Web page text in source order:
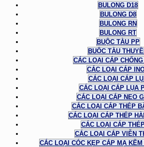
BULONG D18
BULONG D8
BULONG RN
BULONG RT
BUỘC TÀU PP
BUỘC TÀU
CÁC LOẠI CÁP
CÁC LOẠI CÁP
CÁC LOẠI CÁP
CÁC LOẠI CÁP LỤA
CÁC LOẠI CÁP NEO
CÁC LOẠI CÁP THÉP
CÁC LOẠI CÁP THÉP
CÁC LOẠI CÁP
CÁC LOẠI CÁP VIỄN
CÁC LOẠI CÓC KẸP CÁP MẠ